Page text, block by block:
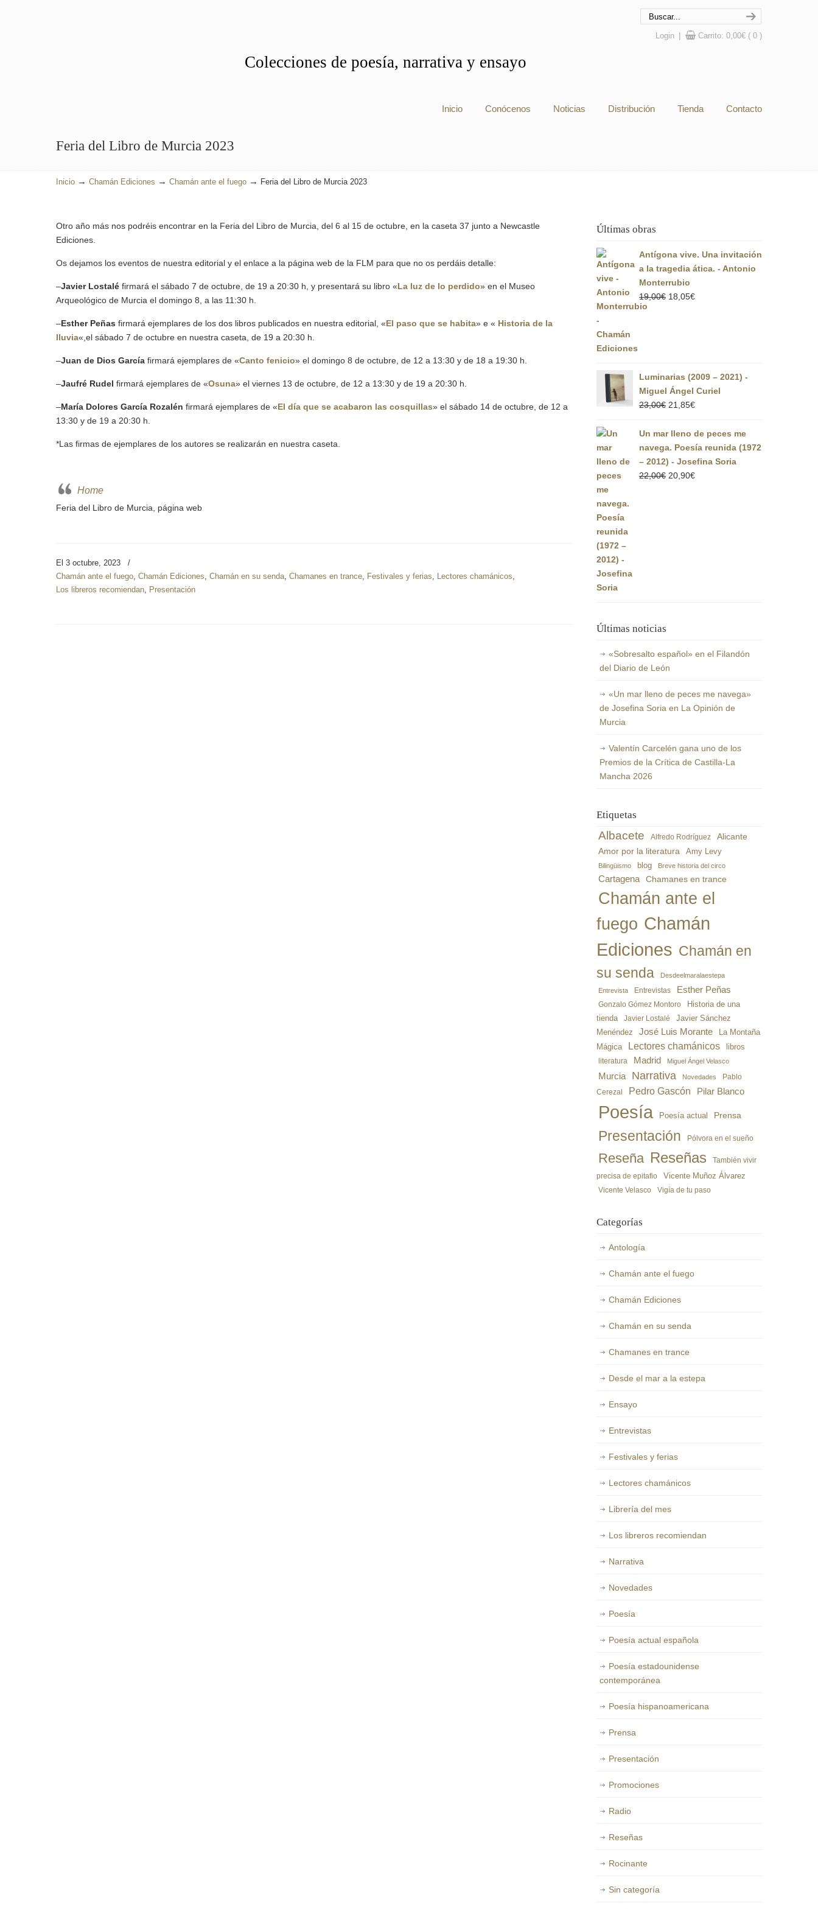
Colecciones de poesía, narrativa y ensayo
Login Carrito: 0,00€ ( 0 )
Inicio Conócenos Noticias Distribución Tienda Contacto
Feria del Libro de Murcia 2023
Inicio → Chamán Ediciones → Chamán ante el fuego → Feria del Libro de Murcia 2023
Otro año más nos podréis encontrar en la Feria del Libro de Murcia, del 6 al 15 de octubre, en la caseta 37 junto a Newcastle
Ediciones.
Os dejamos los eventos de nuestra editorial y el enlace a la página web de la FLM para que no os perdáis detalle:
–Javier Lostalé firmará el sábado 7 de octubre, de 19 a 20:30 h, y presentará su libro «La luz de lo perdido» en el Museo
Arqueológico de Murcia el domingo 8, a las 11:30 h.
–Esther Peñas firmará ejemplares de los dos libros publicados en nuestra editorial, «El paso que se habita» e « Historia de la
lluvia«,el sábado 7 de octubre en nuestra caseta, de 19 a 20:30 h.
–Juan de Dios García firmará ejemplares de «Canto fenicio» el domingo 8 de octubre, de 12 a 13:30 y de 18 a 19:30 h.
–Jaufré Rudel firmará ejemplares de «Osuna» el viernes 13 de octubre, de 12 a 13:30 y de 19 a 20:30 h.
–María Dolores García Rozalén firmará ejemplares de «El día que se acabaron las cosquillas» el sábado 14 de octubre, de 12 a
13:30 y de 19 a 20:30 h.
*Las firmas de ejemplares de los autores se realizarán en nuestra caseta.
Home
Feria del Libro de Murcia, página web
El 3 octubre, 2023
/
Chamán ante el fuego, Chamán Ediciones, Chamán en su senda, Chamanes en trance, Festivales y ferias, Lectores chamánicos,
Los libreros recomiendan, Presentación
Últimas obras
Antígona vive. Una invitación
a la tragedia ática. - Antonio
Monterrubio
19,00€ El
18,05€El
Luminarias (2009 – 2021) -
Miguel Ángel Curiel
23,00€ El
original
era:
23,00€.
21,85€El
actual
es:
21,85€.
Un mar lleno de peces me
navega. Poesía reunida (1972
– 2012) - Josefina Soria
22,00€ El
20,90€El
Últimas noticias
«Sobresalto español» en el Filandón
del Diario de León
«Un mar lleno de peces me navega»
de Josefina Soria en La Opinión de
Murcia
Valentín Carcelén gana uno de los
Premios de la Crítica de Castilla-La
Mancha 2026
Etiquetas
Albacete Alfredo Rodríguez
Alicante
Amor por la literatura
Amy Levy
Bilingüismo blog Breve historia del circo
Cartagena Chamanes en trance
Chamán ante el
fuego Chamán
Ediciones Chamán en
su senda
Desdeelmaralaestepa
Entrevista Entrevistas Esther Peñas
Gonzalo Gómez Montoro
Historia de una
tienda
Javier Lostalé
Javier Sánchez
Menéndez
José Luis Morante
La Montaña
Mágica
Lectores chamánicos libros
literatura Madrid Miguel Ángel Velasco
Murcia Narrativa Novedades
Pablo
Cerezal
Pedro Gascón Pilar Blanco
Poesía Poesía actual Prensa
Presentación Pólvora en el sueño
Reseña Reseñas
También vivir
precisa de epitafio
Vicente Muñoz Álvarez
Vicente Velasco
Vigía de tu paso
Categorías
Antología
Chamán ante el fuego
Chamán Ediciones
Chamán en su senda
Chamanes en trance
Desde el mar a la estepa
Ensayo
Entrevistas
Festivales y ferias
Lectores chamánicos
Librería del mes
Los libreros recomiendan
Narrativa
Novedades
Poesía
Poesía actual española
Poesía estadounidense
contemporánea
Poesía hispanoamericana
Prensa
Presentación
Promociones
Radio
Reseñas
Rocinante
Sin categoría